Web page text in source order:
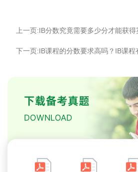
上一页:IB分数究竟需要多少分才能获
下一页:IB课程的分数要求高吗？IB课程
下载备考真题
DOWNLOAD